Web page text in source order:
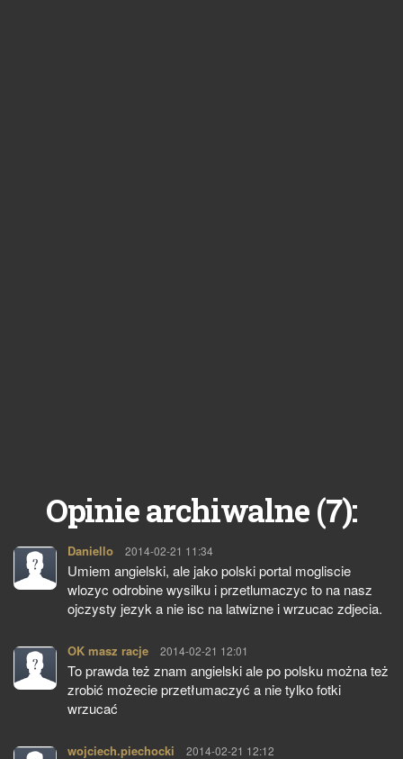
Opinie archiwalne (7):
Daniello pisze:
2014-02-21 11:34
Umiem angielski, ale jako polski portal mogliscie
wlozyc odrobine wysilku i przetlumaczyc to na nasz
ojczysty jezyk a nie isc na latwizne i wrzucac zdjecia.
OK masz racje pisze:
2014-02-21 12:01
To prawda też znam angielski ale po polsku można też
zrobić możecie przetłumaczyć a nie tylko fotki
wrzucać
wojciech.piechocki pisze:
2014-02-21 12:12